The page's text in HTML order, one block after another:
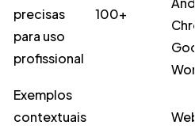
precisas
para uso
profissional
100+
Exemplos
contextuais